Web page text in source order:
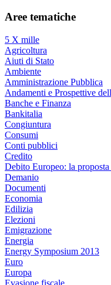
Aree tematiche
5 X mille
Agricoltura
Aiuti di Stato
Ambiente
Amministrazione Pubblica
Andamenti e Prospettive
Banche e Finanza
Bankitalia
Congiuntura
Consumi
Conti pubblici
Credito
Debito Europeo: la
Demanio
Documenti
Economia
Edilizia
Elezioni
Emigrazione
Energia
Energy Symposium 2013
Euro
Europa
Evasione fiscale